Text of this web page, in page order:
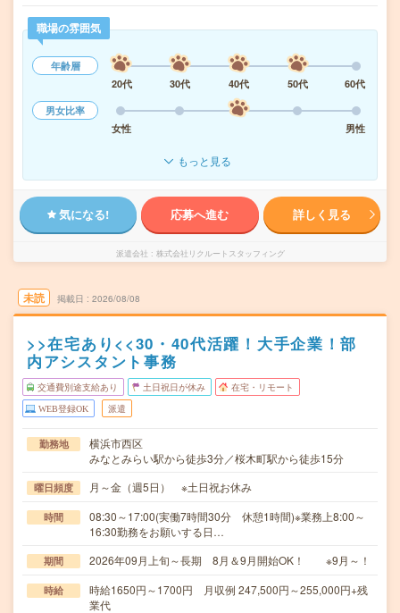
職場の雰囲気
年齢層
20代
30代 40代 50代
60代
男女比率
女性
男性
もっと見る
気になる! 応募へ進む 詳しく見る
派遣会社 株式会社リクルートスタッフィング
未読 掲載日 2026/08/08
>>在宅あり<<30・40代活躍！大手企業！部
内アシスタント事務
交通費別途支給あり 土日祝日が休み 在宅・リモート
WEB登録OK 派遣
勤務地
横浜市西区
みなとみらい駅から徒歩3分／桜木町駅から徒歩15分
曜日頻度 月～金（週5日） ※土日祝お休み
時間
08:30～17:00(実働7時間30分 休憩1時間)※業務上8:00～
16:30勤務をお願いする日…
期間 2026年09月上旬～長期 8月＆9月開始OK！ ※9月～！
時給
時給1650円～1700円 月収例 247,500円～255,000円+残
業代